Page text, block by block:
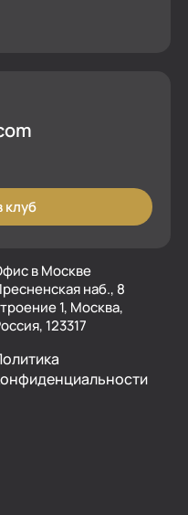
клуб
в Москве
наб., 8
1, Москва,
123317